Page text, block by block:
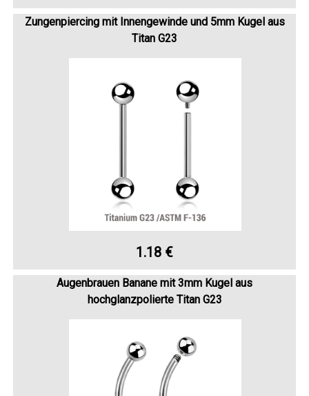
Zungenpiercing mit Innengewinde und 5mm Kugel aus
Titan G23
1.18 €
Augenbrauen Banane mit 3mm Kugel aus
hochglanzpolierte Titan G23